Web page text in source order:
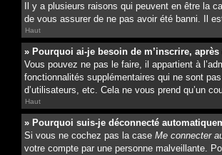
Il y a plusieurs raisons qui peuvent en être la
de vous assurer de ne pas avoir été banni. Il
Haut
» Pourquoi ai-je besoin de m’inscrire,
Vous pouvez ne pas le faire, il appartient à
fonctionnalités supplémentaires qui ne sont
d’utilisateurs, etc. Cela ne vous prend qu’un
Haut
» Pourquoi suis-je déconnecté
Si vous ne cochez pas la case Me connecter
votre compte par une personne malveillante.